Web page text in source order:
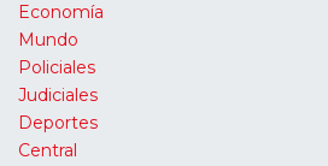
Economía
Mundo
Policiales
Judiciales
Deportes
Central